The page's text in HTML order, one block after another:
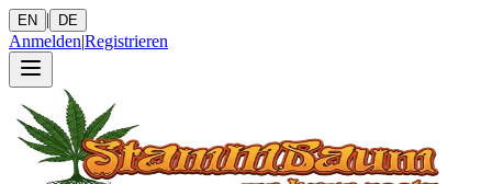
EN | DE
Anmelden|Registrieren